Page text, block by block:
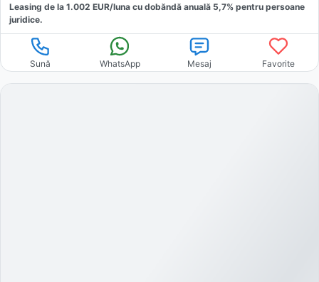
Leasing de la 1.002 EUR/luna cu dobăndă anuală 5,7% pentru persoane
juridice.
Sună WhatsApp Mesaj Favorite